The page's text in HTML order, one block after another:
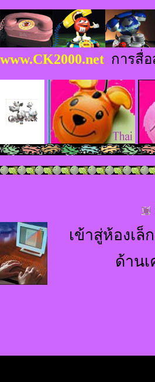
www.CK2000.net การสื่
เข้าสู่ห้องเล็
ด้าน